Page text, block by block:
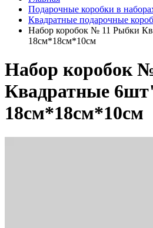
Подарочные коробки в
Квадратные подарочные
Набор коробок № 11 Рыбки
18см*18см*10см
Набор коробок
Квадратные
18см*18см*10см